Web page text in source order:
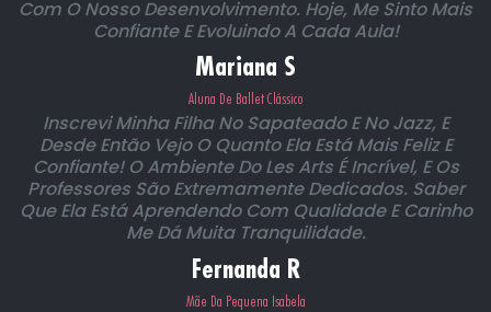
Com O Nosso Desenvolvimento. Hoje, Me Sinto Mais
Confiante E Evoluindo A Cada Aula!
Mariana S
Aluna De Ballet Clássico
Inscrevi Minha Filha No Sapateado E No Jazz, E
Desde Então Vejo O Quanto Ela Está Mais Feliz E
Confiante! O Ambiente Do Les Arts É Incrível, E Os
Professores São Extremamente Dedicados. Saber
Que Ela Está Aprendendo Com Qualidade E Carinho
Me Dá Muita Tranquilidade.
Fernanda R
Mãe Da Pequena Isabela